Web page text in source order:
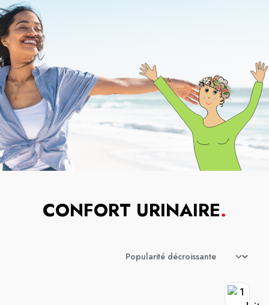
CONFORT URINAIRE.